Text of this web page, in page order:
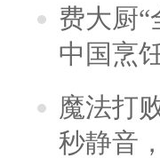
费大厨
中国烹
魔法打
秒静音